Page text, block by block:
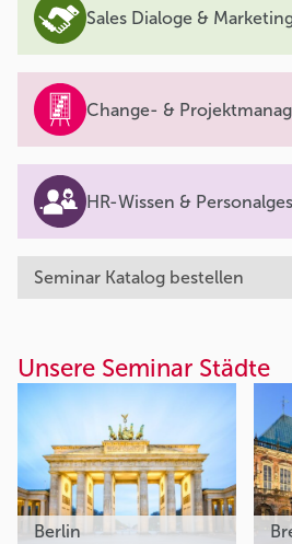
Sales Dialoge &
Change- &
HR-Wissen &
Seminar Katalog bestellen
Unsere Seminar Städte
Berlin